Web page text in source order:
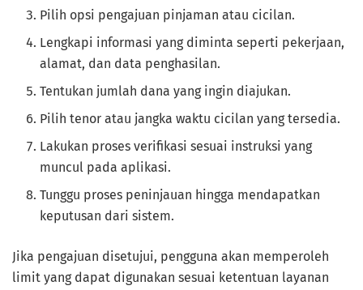
Pilih opsi pengajuan pinjaman atau cicilan.
Lengkapi informasi yang diminta seperti pekerjaan,
alamat, dan data penghasilan.
Tentukan jumlah dana yang ingin diajukan.
Pilih tenor atau jangka waktu cicilan yang tersedia.
Lakukan proses verifikasi sesuai instruksi yang
muncul pada aplikasi.
Tunggu proses peninjauan hingga mendapatkan
keputusan dari sistem.
Jika pengajuan disetujui, pengguna akan memperoleh
limit yang dapat digunakan sesuai ketentuan layanan